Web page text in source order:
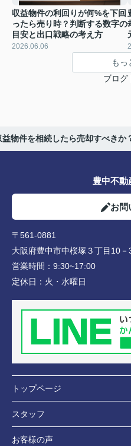
収益物件の利回りが何%を下回
ったら売り時？判断する数字の
目安と出口戦略の考え方
2026.06.06
もっ
ブログ
益物件を相続したら売却すべきか
豊中不動
お問
〒561-0881
大阪府豊中市中桜塚３丁目10
営業時間： 9:30~17:00
定休日： 火・水曜日
トップページ
スタッフ
お客様の声